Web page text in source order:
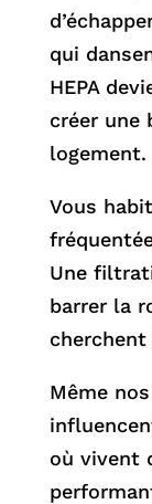
qui
HEPA
créer une
logement.
Vous
Une
barrer la
cherchent
Même
où vivent